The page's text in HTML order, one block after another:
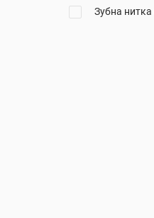
Зубна нитка